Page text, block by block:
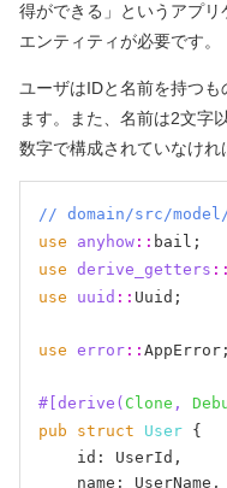
得ができる」というアプ
エンティティが必要です。
ユーザはIDと名前を持つ
ます。また、名前は2文字
数字で構成されていなけれ
// domain/src/
use
anyhow ::
use derive_getters ::
use
uuid :: Uuid;
use error :: AppError;
#[derive( Clone ,
pub
struct User {